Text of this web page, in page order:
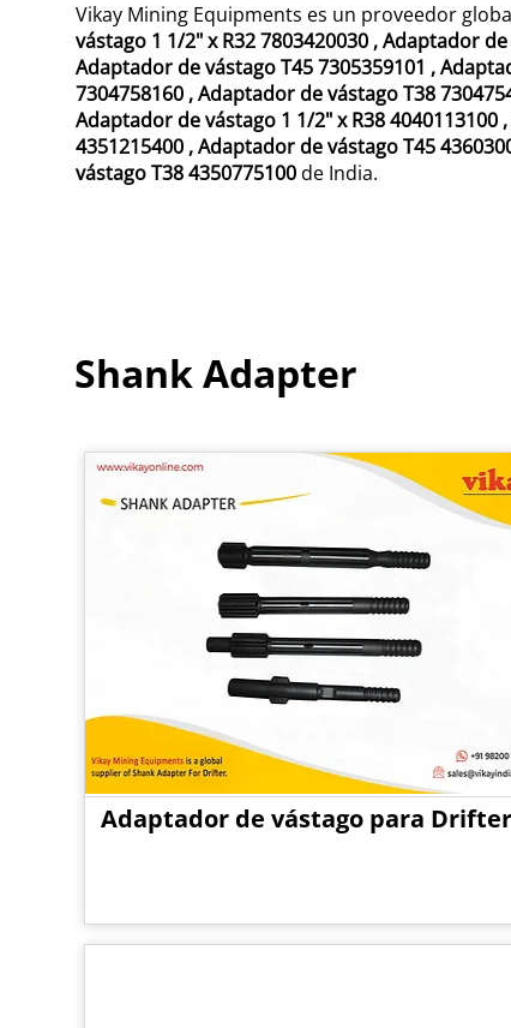
Vikay Mining Equipments es un proveedor
vástago 1 1/2" x R32 7803420030 ,Adaptador de
Adaptador de vástago T45 7305359101 ,
7304758160 ,Adaptador de vástago T38
Adaptador de vástago 1 1/2" x R38 4040113100 ,
4351215400 ,Adaptador de vástago T45
vástago T38 4350775100de India.
Shank Adapter
Adaptador de vástago para Drifter